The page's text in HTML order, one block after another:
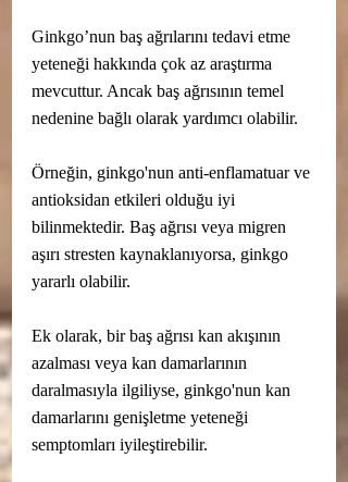
Ginkgo’nun baş ağrılarını tedavi etme
yeteneği hakkında çok az araştırma
mevcuttur. Ancak baş ağrısının temel
nedenine bağlı olarak yardımcı olabilir.
Örneğin, ginkgo'nun anti-enflamatuar ve
antioksidan etkileri olduğu iyi
bilinmektedir. Baş ağrısı veya migren
aşırı stresten kaynaklanıyorsa, ginkgo
yararlı olabilir.
Ek olarak, bir baş ağrısı kan akışının
azalması veya kan damarlarının
daralmasıyla ilgiliyse, ginkgo'nun kan
damarlarını genişletme yeteneği
semptomları iyileştirebilir.